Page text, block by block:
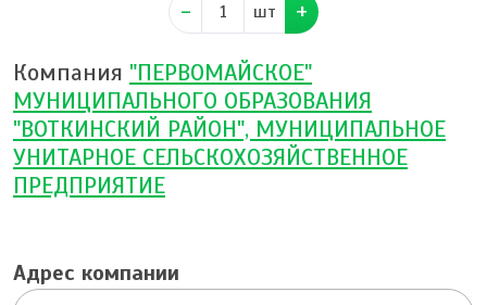
шт
Компания "ПЕРВОМАЙСКОЕ"
МУНИЦИПАЛЬНОГО ОБРАЗОВАНИЯ
"ВОТКИНСКИЙ РАЙОН", МУНИЦИПАЛЬНОЕ
УНИТАРНОЕ СЕЛЬСКОХОЗЯЙСТВЕННОЕ
ПРЕДПРИЯТИЕ
Адрес компании